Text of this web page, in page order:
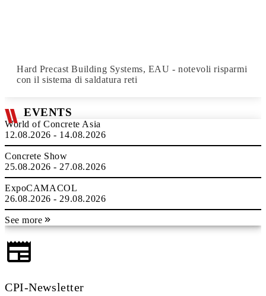
Hard Precast Building Systems, EAU - notevoli risparmi
con il sistema di saldatura reti
EVENTS
World of Concrete Asia
12.08.2026 - 14.08.2026
Concrete Show
25.08.2026 - 27.08.2026
ExpoCAMACOL
26.08.2026 - 29.08.2026
See more
CPI-Newsletter